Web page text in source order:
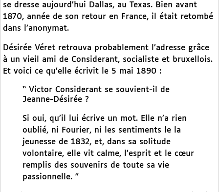
se dresse aujourd’hui Dallas, au Texas. Bien avant
1870, année de son retour en France, il était retombé
dans l’anonymat.
Désirée Véret retrouva probablement l’adresse grâce
à un vieil ami de Considerant, socialiste et bruxellois.
Et voici ce qu’elle écrivit le 5 mai 1890 :
“ Victor Considerant se souvient-il de
Jeanne-Désirée ?
Si oui, qu’il lui écrive un mot. Elle n’a rien
oublié, ni Fourier, ni les sentiments le la
jeunesse de 1832, et, dans sa solitude
volontaire, elle vit calme, l’esprit et le cœur
remplis des souvenirs de toute sa vie
passionnelle. ”